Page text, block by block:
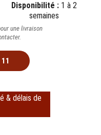
Disponibilité : 1 à 2
semaines
une livraison
& délais de